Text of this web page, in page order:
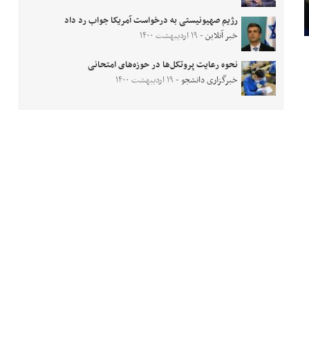
رژیم صهیونیستی به درخواست آمریکا جواب رد داد
خبر آنلاین- ۱۹ اردیبهشت ۱۴۰۰
نحوه رعایت پروتکل‌ها در حوزه‌های امتحانی
خبرگزاری دانشجو- ۱۹ اردیبهشت ۱۴۰۰